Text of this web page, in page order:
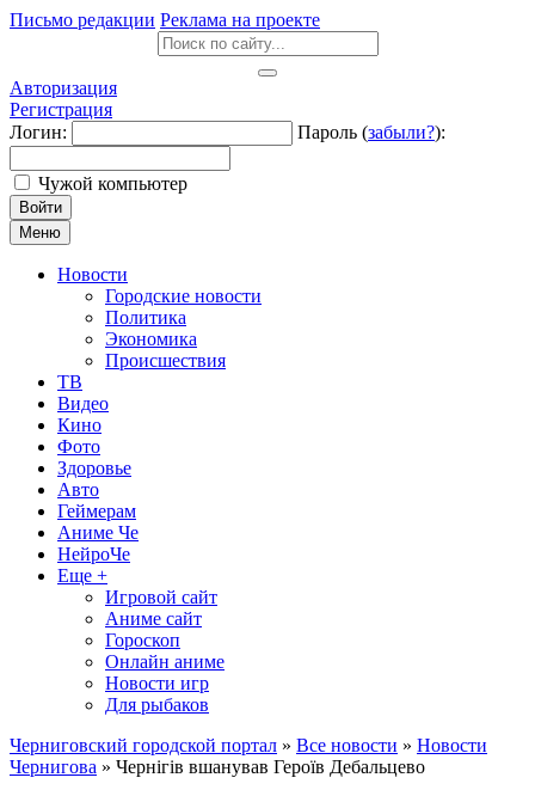
Письмо редакции Реклама на проекте
Авторизация
Регистрация
Логин:
Пароль (забыли?):
Чужой компьютер
Войти
Меню
Новости
Городские новости
Политика
Экономика
Происшествия
ТВ
Видео
Кино
Фото
Здоровье
Авто
Геймерам
Аниме Че
НейроЧе
Еще +
Игровой сайт
Аниме сайт
Гороскоп
Онлайн аниме
Новости игр
Для рыбаков
Черниговский городской портал » Все новости » Новости
Чернигова » Чернігів вшанував Героїв Дебальцево